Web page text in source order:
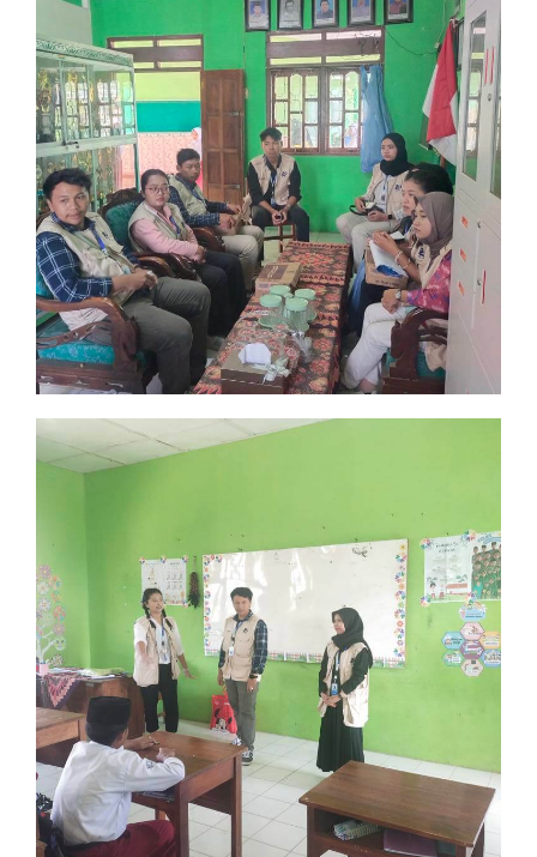
Mahasiswa IAIN Surakarta
Agenda Rutin KKN Mahasiswa
Mahasiswa IAIN Surakarta
Agenda Rutin KKN Mahasiswa